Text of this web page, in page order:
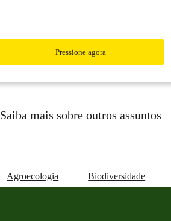
Pressione agora
Saiba mais sobre outros assuntos
Agroecologia Biodiversidade